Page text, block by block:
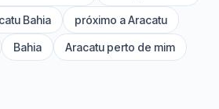
Bahia próximo a Aracatu
Bahia Aracatu perto de mim